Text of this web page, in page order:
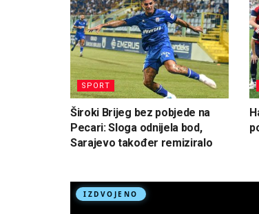
SPORT
Široki Brijeg bez pobjede na
Pecari: Sloga odnijela bod,
Sarajevo također remiziralo